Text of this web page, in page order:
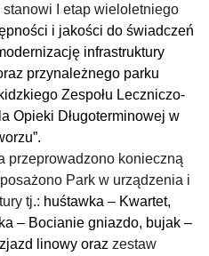
I etap wieloletniego
i jakości do świadczeń
infrastruktury
przynależnego parku
Zespołu Leczniczo-
Opieki Długoterminowej w
przeprowadzono konieczną
Park w urządzenia i
tj.: huśtawka – Kwartet,
– Bocianie gniazdo, bujak –
linowy oraz zestaw